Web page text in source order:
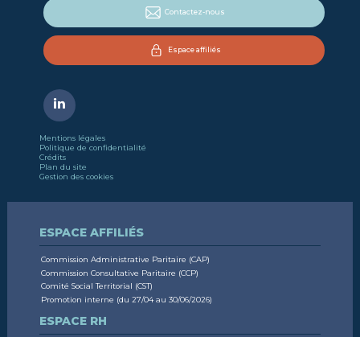
Contactez-nous
Espace affiliés
Mentions légales
Politique de confidentialité
Crédits
Plan du site
Gestion des cookies
ESPACE AFFILIÉS
Commission Administrative Paritaire (CAP)
Commission Consultative Paritaire (CCP)
Comité Social Territorial (CST)
Promotion interne (du 27/04 au 30/06/2026)
ESPACE RH